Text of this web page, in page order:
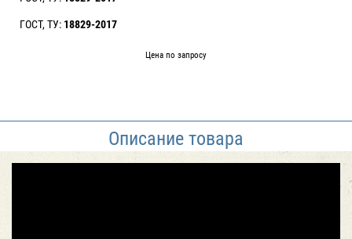
ГОСТ, ТУ: 18829-2017
Цена по запросу
Описание товара